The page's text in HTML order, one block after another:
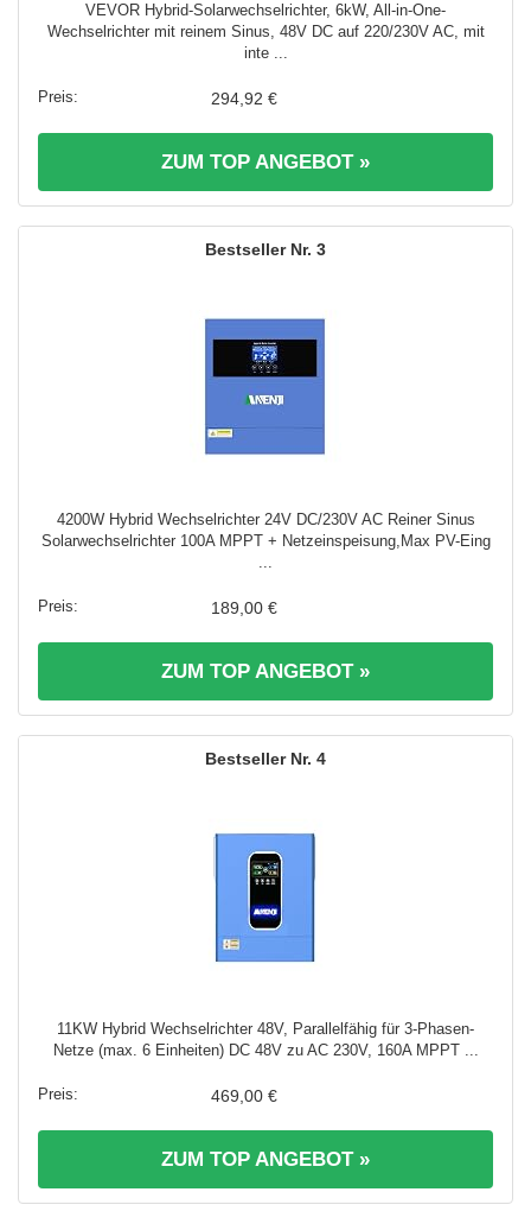
VEVOR Hybrid-Solarwechselrichter, 6kW, All-in-One-
Wechselrichter mit reinem Sinus, 48V DC auf 220/230V AC, mit
inte ...
294,92 €
ZUM TOP ANGEBOT »
3
4200W Hybrid Wechselrichter 24V DC/230V AC Reiner Sinus
Solarwechselrichter 100A MPPT + Netzeinspeisung,Max PV-Eing
...
189,00 €
ZUM TOP ANGEBOT »
4
11KW Hybrid Wechselrichter 48V, Parallelfähig für 3-Phasen-
Netze (max. 6 Einheiten) DC 48V zu AC 230V, 160A MPPT ...
469,00 €
ZUM TOP ANGEBOT »